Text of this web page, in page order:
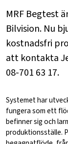
MRF Begtest
Bilvision. Nu
kostnadsfri
att kontakta
08-701 63 17.
Systemet har
fungera som ett
befinner sig och
produktionsställe.